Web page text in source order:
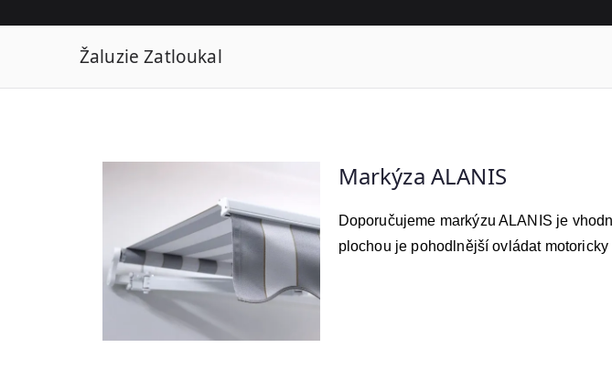
Žaluzie Zatloukal
Markýza ALANIS
Doporučujeme markýzu ALANIS je
plochou je pohodlnější ovládat